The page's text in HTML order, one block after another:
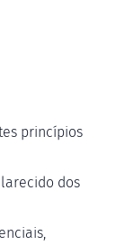
princípios
dos